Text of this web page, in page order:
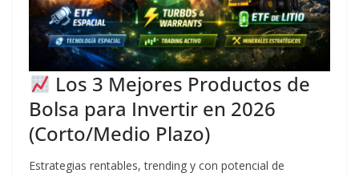
Los 3 Mejores Productos de
Bolsa para Invertir en 2026
(Corto/Medio Plazo)
Estrategias rentables, trending y con potencial de